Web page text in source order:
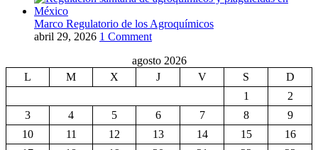
Marco Regulatorio de los Agroquímicos
abril 29, 2026 1 Comment
agosto 2026
L
M X J V S
D
1
2
3
4 5 6 7 8
9
10
11 12 13 14 15
16